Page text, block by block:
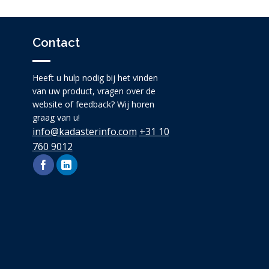
Contact
Heeft u hulp nodig bij het vinden
van uw product, vragen over de
website of feedback? Wij horen
graag van u!
info@kadasterinfo.com +31 10
760 9012